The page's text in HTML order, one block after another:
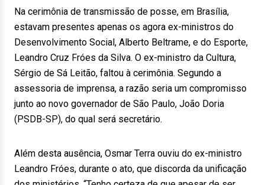
Na cerimônia de transmissão de posse, em Brasília,
estavam presentes apenas os agora ex-ministros do
Desenvolvimento Social, Alberto Beltrame, e do Esporte,
Leandro Cruz Fróes da Silva. O ex-ministro da Cultura,
Sérgio de Sá Leitão, faltou à cerimônia. Segundo a
assessoria de imprensa, a razão seria um compromisso
junto ao novo governador de São Paulo, João Doria
(PSDB-SP), do qual será secretário.
Além desta ausência, Osmar Terra ouviu do ex-ministro
Leandro Fróes, durante o ato, que discorda da unificação